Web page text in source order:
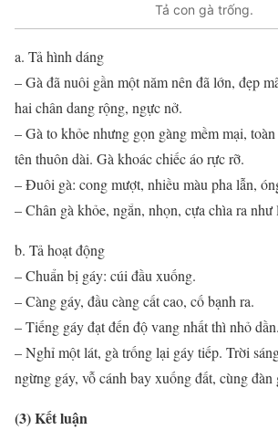
Tả con gà trống.
a. Tả hình dáng
– Gà đã nuôi gần một năm nên đã lớn, đẹp
hai chân dang rộng, ngực nở.
– Gà to khỏe nhưng gọn gàng mềm mại,
tên thuôn dài. Gà khoác chiếc áo rực rỡ.
– Đuôi gà: cong mượt, nhiều màu pha lẫn,
– Chân gà khỏe, ngắn, nhọn, cựa chìa ra
b. Tả hoạt động
– Chuẩn bị gáy: cúi đầu xuống.
– Càng gáy, đầu càng cất cao, cố bạnh ra.
– Tiếng gáy đạt đến độ vang nhất thì nhỏ dần.
– Nghỉ một lát, gà trống lại gáy tiếp. Trời
ngừng gáy, vỗ cánh bay xuống đất, cùng đàn
(3) Kết luận